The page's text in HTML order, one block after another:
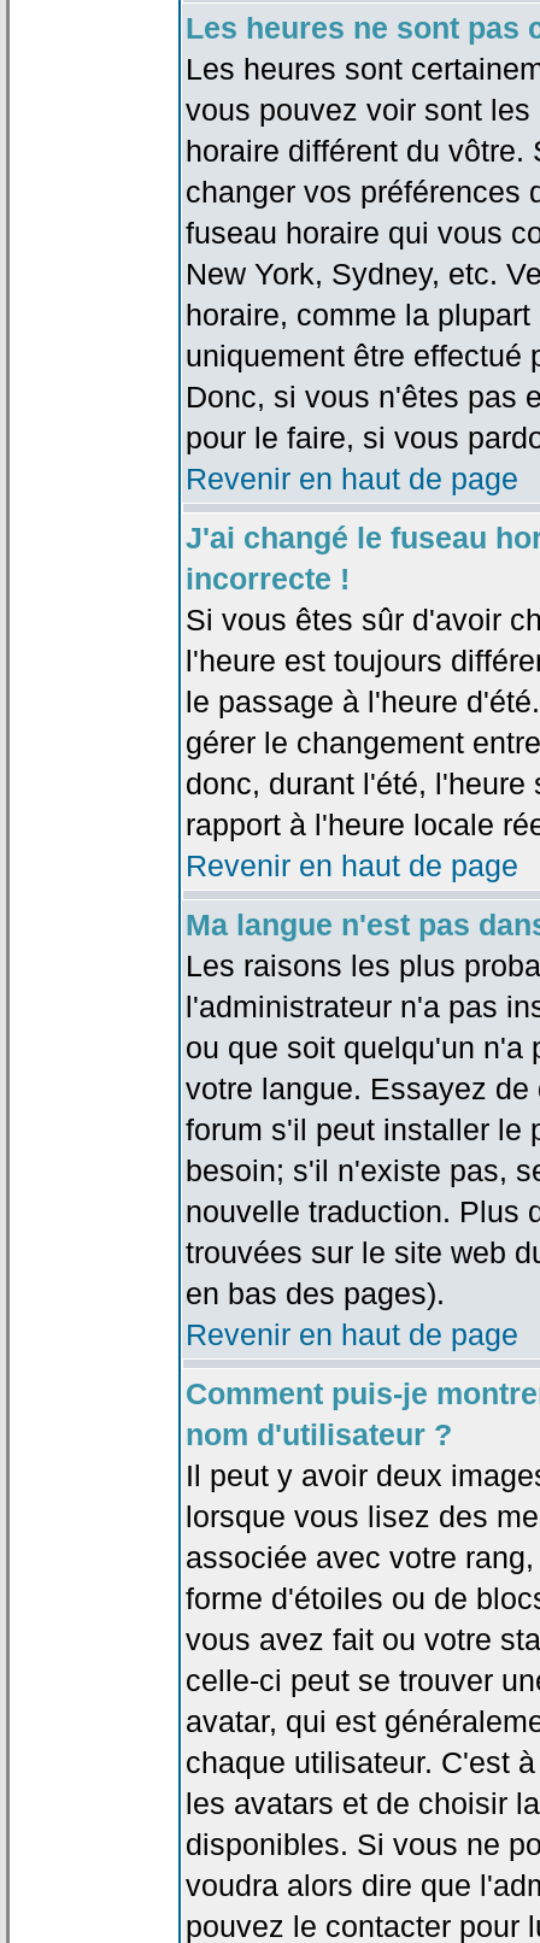
Les heures ne sont pas
Les heures sont
vous pouvez voir sont
horaire différent du
changer vos préférences
fuseau horaire qui vous
New York, Sydney, etc.
horaire, comme la
uniquement être effectué
Donc, si vous n'êtes pas
pour le faire, si vous
Revenir en haut de page
J'ai changé le fuseau
incorrecte !
Si vous êtes sûr d'avoir
l'heure est toujours
le passage à l'heure
gérer le changement
donc, durant l'été, l'heure
rapport à l'heure locale
Revenir en haut de page
Ma langue n'est pas
Les raisons les plus
l'administrateur n'a pas
ou que soit quelqu'un n'a
votre langue. Essayez
forum s'il peut installer le
besoin; s'il n'existe pas,
nouvelle traduction. Plus
trouvées sur le site web
en bas des pages).
Revenir en haut de page
Comment puis-je
nom d'utilisateur ?
Il peut y avoir deux
lorsque vous lisez des
associée avec votre
forme d'étoiles ou de
vous avez fait ou votre
celle-ci peut se trouver
avatar, qui est
chaque utilisateur. C'est
les avatars et de choisir
disponibles. Si vous ne
voudra alors dire que
pouvez le contacter pour